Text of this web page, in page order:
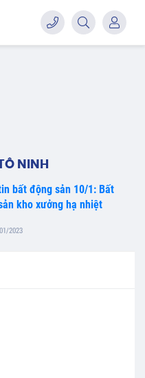
NINH
bất động sản 10/1: Bất
kho xưởng hạ nhiệt
2023